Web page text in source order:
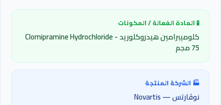
🧪 المادة الفعالة / المكونات
كلوميبرامين هيدروكلوريد - Clomipramine Hydrochloride
75 مجم
🏭 الشركة المنتجة
نوڤارتس — Novartis